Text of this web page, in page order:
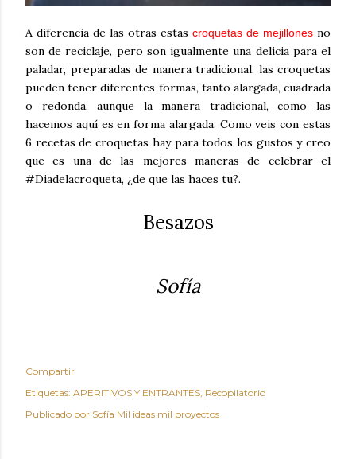
A diferencia de las otras estas croquetas de mejillones no
son de reciclaje, pero son igualmente una delicia para el
paladar, preparadas de manera tradicional, las croquetas
pueden tener diferentes formas, tanto alargada, cuadrada
o redonda, aunque la manera tradicional, como las
hacemos aquí es en forma alargada. Como veis con estas
6 recetas de croquetas hay para todos los gustos y creo
que es una de las mejores maneras de celebrar el
#Diadelacroqueta, ¿de que las haces tu?.
Besazos
Sofía
Compartir
Etiquetas: APERITIVOS Y ENTRANTES Recopilatorio
Publicado por Sofía Mil ideas mil proyectos